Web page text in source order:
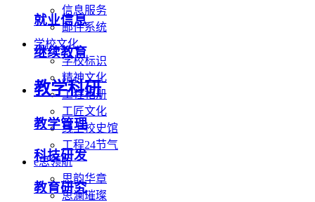
信息服务
邮件系统
学校文化
学校标识
精神文化
工程相册
工匠文化
线上校史馆
工程24节气
e思领航
思韵华章
思澜璀璨
就业信息
继续教育
教学科研
教学管理
科技研发
教育研究